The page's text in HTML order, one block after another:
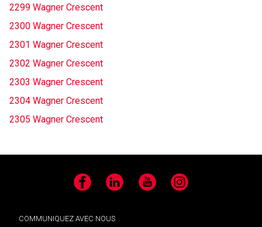
2299 Wagner Crescent
2300 Wagner Crescent
2301 Wagner Crescent
2302 Wagner Crescent
2303 Wagner Crescent
2304 Wagner Crescent
2305 Wagner Crescent
Facebook LinkedIn YouTube Instagram
COMMUNIQUEZ AVEC NOUS